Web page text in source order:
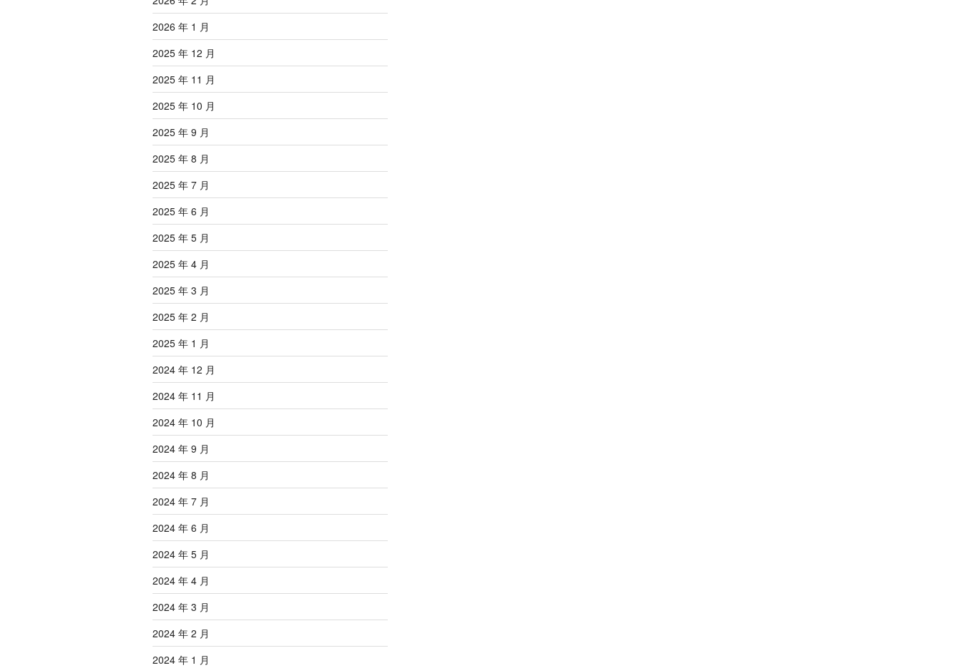
2026 年 1 月
2025 年 12 月
2025 年 11 月
2025 年 10 月
2025 年 9 月
2025 年 8 月
2025 年 7 月
2025 年 6 月
2025 年 5 月
2025 年 4 月
2025 年 3 月
2025 年 2 月
2025 年 1 月
2024 年 12 月
2024 年 11 月
2024 年 10 月
2024 年 9 月
2024 年 8 月
2024 年 7 月
2024 年 6 月
2024 年 5 月
2024 年 4 月
2024 年 3 月
2024 年 2 月
2024 年 1 月